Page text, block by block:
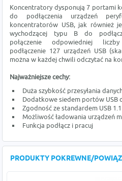
Koncentratory dysponują 7 portami
do podłączenia urządzeń
koncentratorów USB, jak również
wychodzącej typu B do
połączenie odpowiedniej
podłączenie 127 urządzeń USB
można w każdej chwili odczytać na
Najważniejsze cechy:
Duża szybkość przesyłania
Dodatkowe siedem portów USB
Zgodność ze standardem USB 1.1
Możliwość ładowania urządzeń
Funkcja podłącz i pracuj
PRODUKTY POKREWNE/